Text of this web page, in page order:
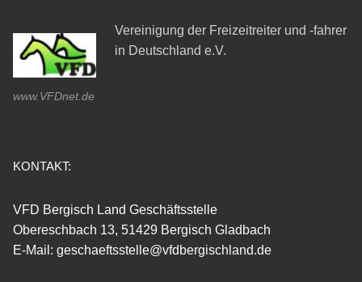
www.VFDnet.de
Vereinigung der Freizeitreiter und -fahrer
in Deutschland e.V.
KONTAKT:
VFD Bergisch Land Geschäftsstelle
Obereschbach 13, 51429 Bergisch Gladbach
E-Mail: geschaeftsstelle@vfdbergischland.de